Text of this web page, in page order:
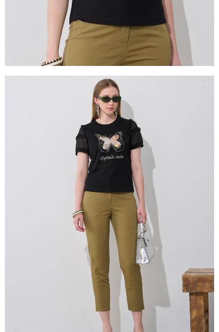
４．使用「AFTEE先享後付」時，將依據個別帳號之用戶狀況，依本公司即
時審查核予不同之上限額度；若仍有額度不足之情形，本公司將視審查結果
請求用戶進行身份認證。
５．嚴禁一人註冊多個帳號或使用他人資訊註冊。若發現惡意使用之情形，
恩沛科技股份有限公司將有權停止該用戶之使用額度並採取法律行動。